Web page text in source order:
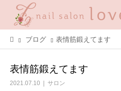
ブログ 表情筋鍛えてます
表情筋鍛えてます
2021.07.10 サロン